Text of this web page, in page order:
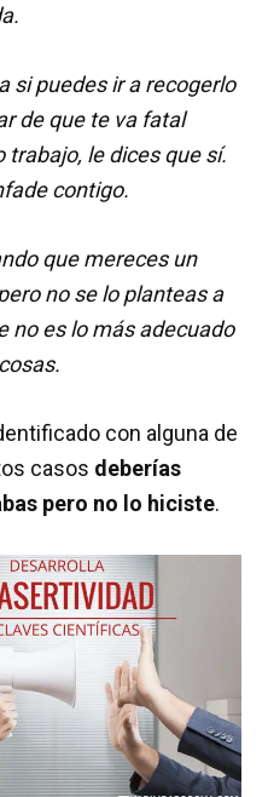
si puedes ir a recogerlo
de que te va fatal
le dices que sí.
contigo.
que mereces un
no se lo planteas a
no es lo más adecuado
con alguna de
casos deberías
pero no lo hiciste.